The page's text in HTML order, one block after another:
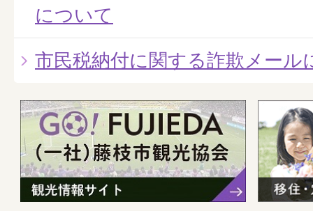
について
市民税納付に関する詐欺メール